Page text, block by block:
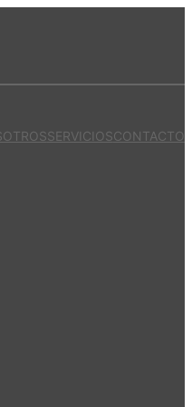
SERVICIOSCONTACTO